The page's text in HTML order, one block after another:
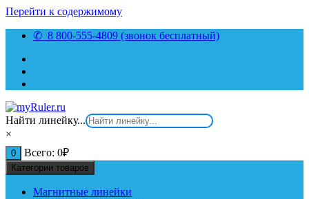
Перейти к содержимому
✆ 8 800-555-4809 (звонок бесплатный)
Найти линейку...
×
0 Всего: 0₽
Категории товаров
Магнитные линейки